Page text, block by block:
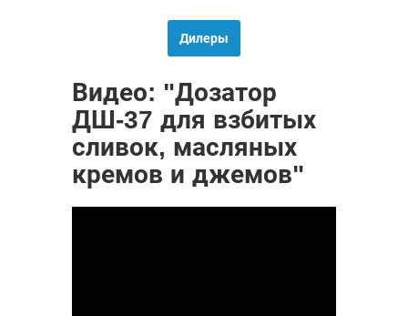
Дилеры
Видео: "Дозатор
ДШ-37 для взбитых
сливок, масляных
кремов и джемов"